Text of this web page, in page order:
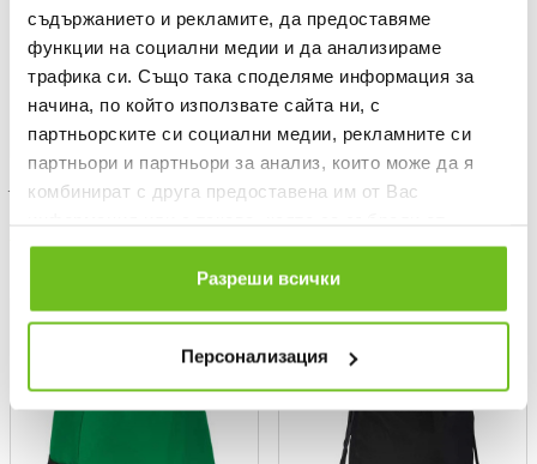
съдържанието и рекламите, да предоставяме
функции на социални медии и да анализираме
трафика си. Също така споделяме информация за
начина, по който използвате сайта ни, с
партньорските си социални медии, рекламните си
партньори и партньори за анализ, които може да я
комбинират с друга предоставена им от Вас
ползването от Ваша страна на услугите им.
Разреши всички
Персонализация
JAKO
Текуща цена:
14,99 €/29,32 лв.
JAKO
Текуща цена:
14,99 €/29,32 лв.
NEW
ONLY
ONLINE
ONLY
ONLINE